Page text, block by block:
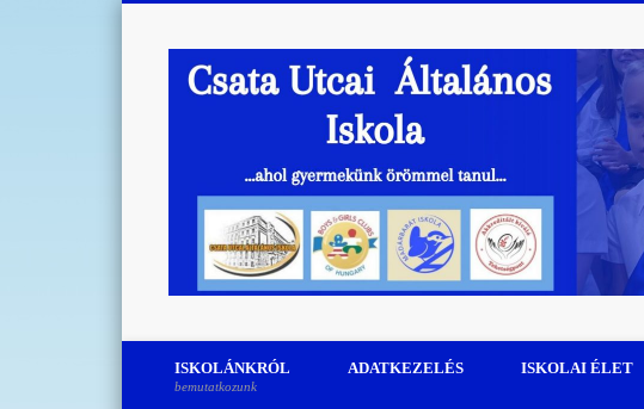
… ahol gyermekünk örömmel tanul…
Vimeo
ISKOLÁNKRÓL
bemutatkozunk
ADATKEZELÉS ISKOLAI ÉLET